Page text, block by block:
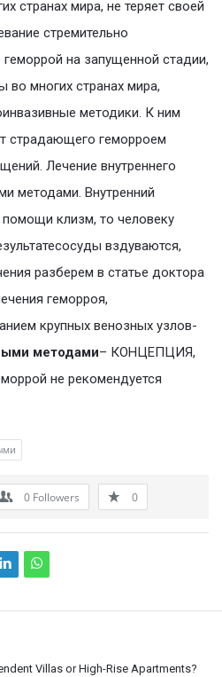
странах мира, не теряет своей
стремительно
геморрой на запущенной стадии,
во многих странах мира,
методики. К ним
страдающего геморроем
Лечение внутреннего
методами. Внутренний
помощи клизм, то человеку
вздуваются,
разберем в статье доктора
геморроя,
крупных венозных узлов-
методами– КОНЦЕПЦИЯ,
не рекомендуется
0 Followers 0
Villas or High-Rise Apartments?